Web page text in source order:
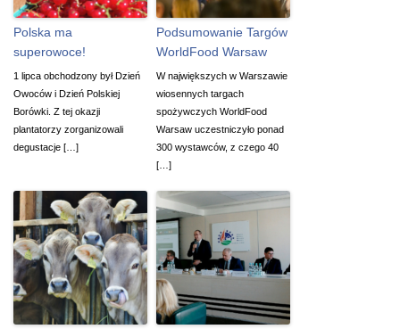
Polska ma
superowoce!
1 lipca obchodzony był Dzień
Owoców i Dzień Polskiej
Borówki. Z tej okazji
plantatorzy zorganizowali
degustacje […]
Podsumowanie Targów
WorldFood Warsaw
W największych w Warszawie
wiosennych targach
spożywczych WorldFood
Warsaw uczestniczyło ponad
300 wystawców, z czego 40
[…]